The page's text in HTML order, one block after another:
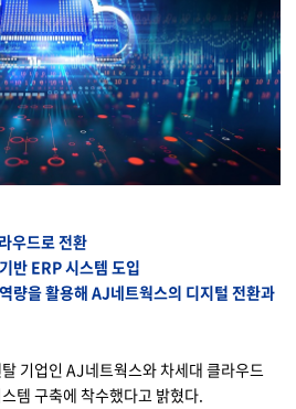
우드로 전환
반 ERP 시스템 도입
량을 활용해 AJ네트웍스의 디지털 전환과
기업인 AJ네트웍스와 차세대 클라우드
템 구축에 착수했다고 밝혔다.